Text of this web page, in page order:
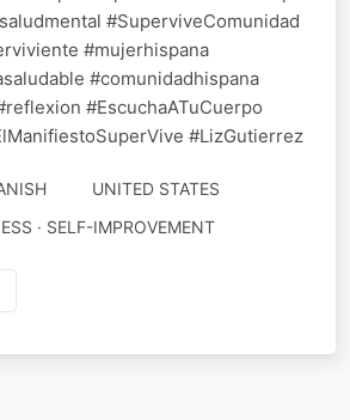
#SuperviveComunidad
#mujerhispana
#comunidadhispana
#EscuchaATuCuerpo
#LizGutierrez
UNITED STATES
· SELF-IMPROVEMENT